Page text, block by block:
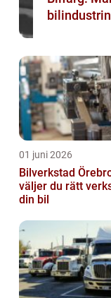
bilindustrin
01 juni 2026
Bilverkstad Örebro
väljer du rätt
din bil